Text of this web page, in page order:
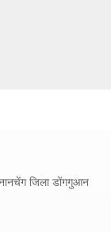
जिला डोंगगुआन